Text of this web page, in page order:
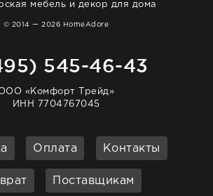
мебель и декор для дома
© 2014 — 2026 HomeAdore
545-46-43
«Комфорт Трейд»
ИНН 7704767045
Оплата Контакты
Поставщикам